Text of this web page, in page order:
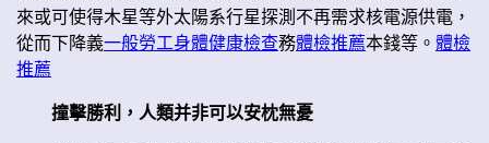
來或可使得木星等外太陽系行星探測不再需求核電源供電，
從而下降義一般勞工身體健康檢查務體檢推薦本錢等。體檢
推薦
撞擊勝利，人類并非可以安枕無憂